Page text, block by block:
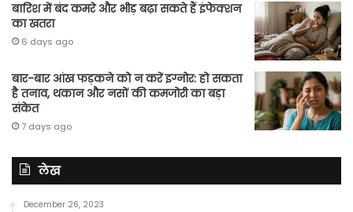
बारिश में बंद कमरे और भीड़ बढ़ा सकते हैं इंफेक्शन
का खतरा
6 days ago
बार-बार आंख फड़कने को न करें इग्नोर: हो सकता
है तनाव, थकान और नसों की कमजोरी का बड़ा
संकेत
7 days ago
लेख
December 26, 2023